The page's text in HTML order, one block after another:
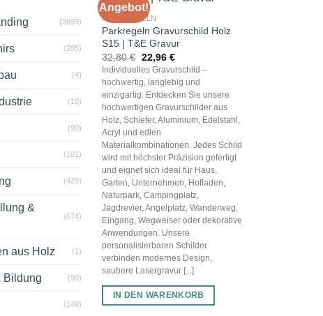
(3859)
(285)
(4)
(10)
(90)
(101)
(429)
&
(674)
aus Holz (1)
Bildung (90)
(149)
Angebot!
PARKREGELN
Parkregeln Gravurschild Holz
S15 | T&E Gravur
32,80€ Ursprünglicher
Preis
war:
32,80 €
22,96 €Aktueller
Preis
ist:
22,96 €.
Individuelles Gravurschild –
hochwertig, langlebig und
einzigartig. Entdecken Sie unsere
hochwertigen Gravurschilder aus
Holz, Schiefer, Aluminium, Edelstahl,
Acryl und edlen
Materialkombinationen. Jedes Schild
wird mit höchster Präzision gefertigt
und eignet sich ideal für Haus,
Garten, Unternehmen, Hofladen,
Naturpark, Campingplatz,
Jagdrevier, Angelplatz, Wanderweg,
Eingang, Wegweiser oder dekorative
Anwendungen. Unsere
personalisierbaren Schilder
verbinden modernes Design,
saubere Lasergravur [...]
IN DEN WARENKORB